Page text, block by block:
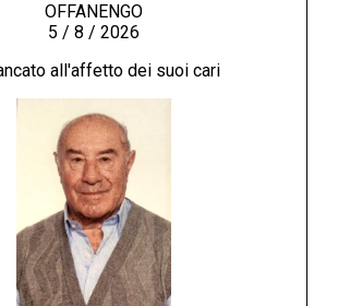
OFFANENGO
5 / 8 / 2026
all'affetto dei suoi cari